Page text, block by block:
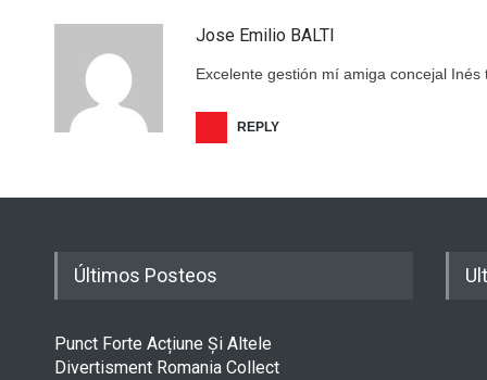
Jose Emilio BALTI
Excelente gestión mí amiga concejal Inés
REPLY
Últimos Posteos
Punct Forte Acțiune Și Altele
Divertisment Romania Collect